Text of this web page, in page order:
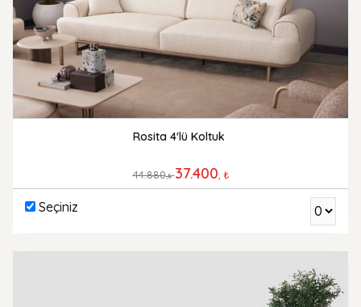
Rosita 4'lü Koltuk
44.880,₺ 37.400 , ₺
Seçiniz